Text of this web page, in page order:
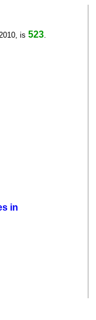
is 523
in